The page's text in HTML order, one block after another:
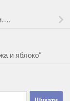
и яблоко"